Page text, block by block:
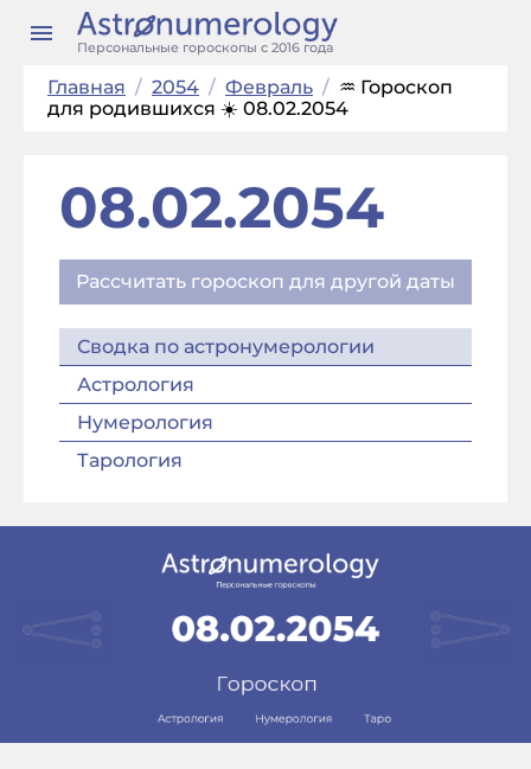
Персональные гороскопы с 2016 года
Главная / 2054 / Февраль / ♒ Гороскоп
для родившихся ☀️ 08.02.2054
08.02.2054
Рассчитать гороскоп для другой даты
Сводка по астронумерологии
Астрология
Нумерология
Тарология